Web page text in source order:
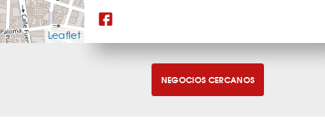
Leaflet
NEGOCIOS CERCANOS